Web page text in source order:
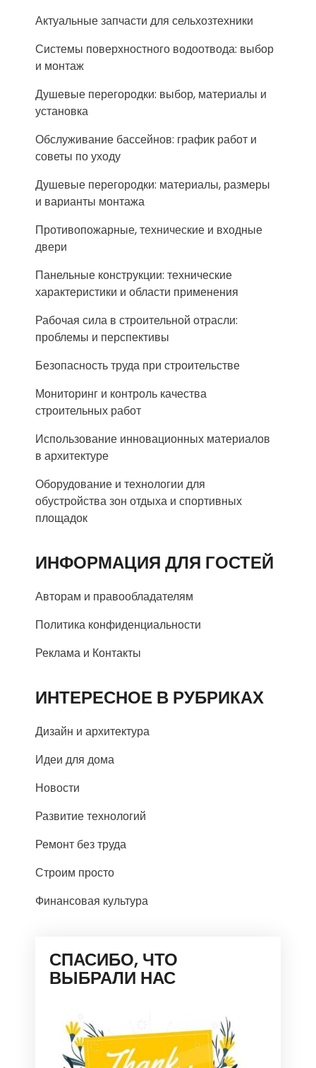
Актуальные запчасти для сельхозтехники
Системы поверхностного водоотвода: выбор
и монтаж
Душевые перегородки: выбор, материалы и
установка
Обслуживание бассейнов: график работ и
советы по уходу
Душевые перегородки: материалы, размеры
и варианты монтажа
Противопожарные, технические и входные
двери
Панельные конструкции: технические
характеристики и области применения
Рабочая сила в строительной отрасли:
проблемы и перспективы
Безопасность труда при строительстве
Мониторинг и контроль качества
строительных работ
Использование инновационных материалов
в архитектуре
Оборудование и технологии для
обустройства зон отдыха и спортивных
площадок
ИНФОРМАЦИЯ ДЛЯ ГОСТЕЙ
Авторам и правообладателям
Политика конфиденциальности
Реклама и Контакты
ИНТЕРЕСНОЕ В РУБРИКАХ
Дизайн и архитектура
Идеи для дома
Новости
Развитие технологий
Ремонт без труда
Строим просто
Финансовая культура
СПАСИБО, ЧТО
ВЫБРАЛИ НАС